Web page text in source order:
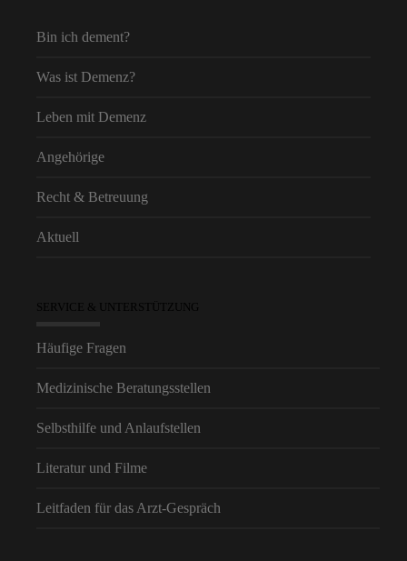
Bin ich dement?
Was ist Demenz?
Leben mit Demenz
Angehörige
Recht & Betreuung
Aktuell
SERVICE & UNTERSTÜTZUNG
Häufige Fragen
Medizinische Beratungsstellen
Selbsthilfe und Anlaufstellen
Literatur und Filme
Leitfaden für das Arzt-Gespräch